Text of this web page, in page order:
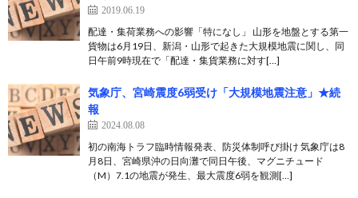
2019.06.19
配達・集荷業務への影響「特になし」 山形を地盤とする第一
貨物は6月19日、新潟・山形で起きた大規模地震に関し、同
日午前9時現在で「配達・集貨業務に対す[…]
気象庁、宮崎震度6弱受け「大規模地震注意」★続
報
2024.08.08
初の南海トラフ臨時情報発表、防災体制呼び掛け 気象庁は8
月8日、宮崎県沖の日向灘で同日午後、マグニチュード
（M）7.1の地震が発生、最大震度6弱を観測[…]